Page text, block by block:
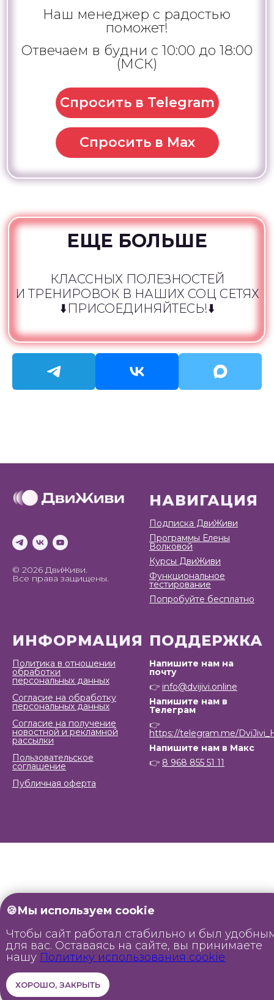
Спросить в Telegram
Спросить в Max
Наш менеджер с радостью
поможет!
Отвечаем в будни с 10:00 до 18:00
(МСК)
ЕЩЕ БОЛЬШЕ
КЛАССНЫХ ПОЛЕЗНОСТЕЙ
И ТРЕНИРОВОК В НАШИХ СОЦ СЕТЯХ
⬇️ПРИСОЕДИНЯЙТЕСЬ!⬇️
🍪Мы используем cookie
Чтобы сайт работал стабильно и был
для вас. Оставаясь на сайте, вы принимаете
нашу Политику использования cookie
ХОРОШО, ЗАКРЫТЬ
© 2026 ДвиЖиви.
Все права защищены.
НАВИГАЦИЯ
Подписка ДвиЖиви
Программы Елены
Волковой
Курсы ДвиЖиви
Функциональное
тестирование
Попробуйте бесплатно
ИНФОРМАЦИЯ
Политика в отношении
обработки
персональных данных
Согласие на обработку
персональных данных
Согласие на получение
новостной и рекламной
рассылки
Пользовательское
соглашение
Публичная оферта
ПОДДЕРЖКА
Напишите нам на
почту
👉 info@dvijivi.online
Напишите нам в
Телеграм
👉
https://telegram.me/
Напишите нам в Макс
👉 8 968 855 51 11